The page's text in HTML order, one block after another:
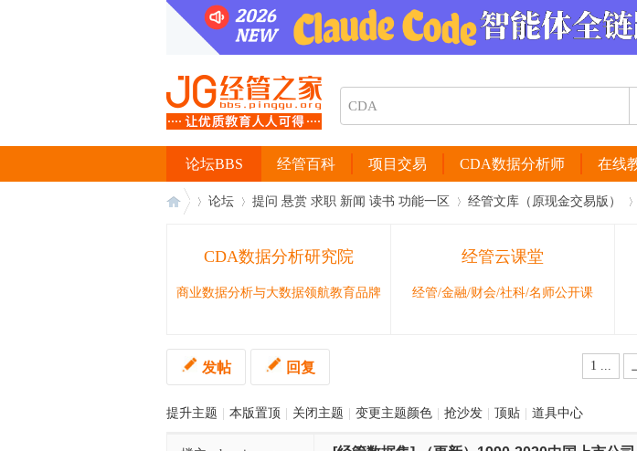
经管百科 项目交易 CDA数据分析师 在线
论坛BBS
论坛 提问 悬赏 求职 新闻 读书 功能一区 经管文库（原现金交易版）
CDA数据分析研究院
商业数据分析与大数据领航教育品牌
经管云课堂
经管/金融/财会/社科/名师公开课
1 ...
发帖 回复
提升主题 本版置顶 关闭主题 变更主题颜色 抢沙发 顶贴 道具中心